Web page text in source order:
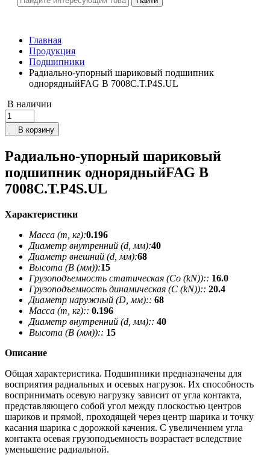
Главная
Продукция
Подшипники
Радиально-упорный шариковый подшипник
однорядныйFAG B 7008C.T.P4S.UL
В наличии
В корзину
Радиально-упорный шариковый
подшипник однорядныйFAG B
7008C.T.P4S.UL
Характеристики
Масса (m, кг):0.196
Диаметр внутренний (d, мм):40
Диаметр внешний (d, мм):68
Высота (В (мм)):15
Грузоподъемность статическая (Co (kN)):: 16.0
Грузоподъемность динамическая (C (kN)):: 20.4
Диаметр наружный (D, мм):: 68
Масса (m, кг):: 0.196
Диаметр внутренний (d, мм):: 40
Высота (В (мм)):: 15
Описание
Общая характеристика. Подшипники предназначены для
восприятия радиальных и осевых нагрузок. Их способность
воспринимать осевую нагрузку зависит от угла контакта,
представляющего собой угол между плоскостью центров
шариков и прямой, проходящей через центр шарика и точку
касания шарика с дорожкой качения. С увеличением угла
контакта осевая грузоподъемность возрастает вследствие
уменьшение радиальной.